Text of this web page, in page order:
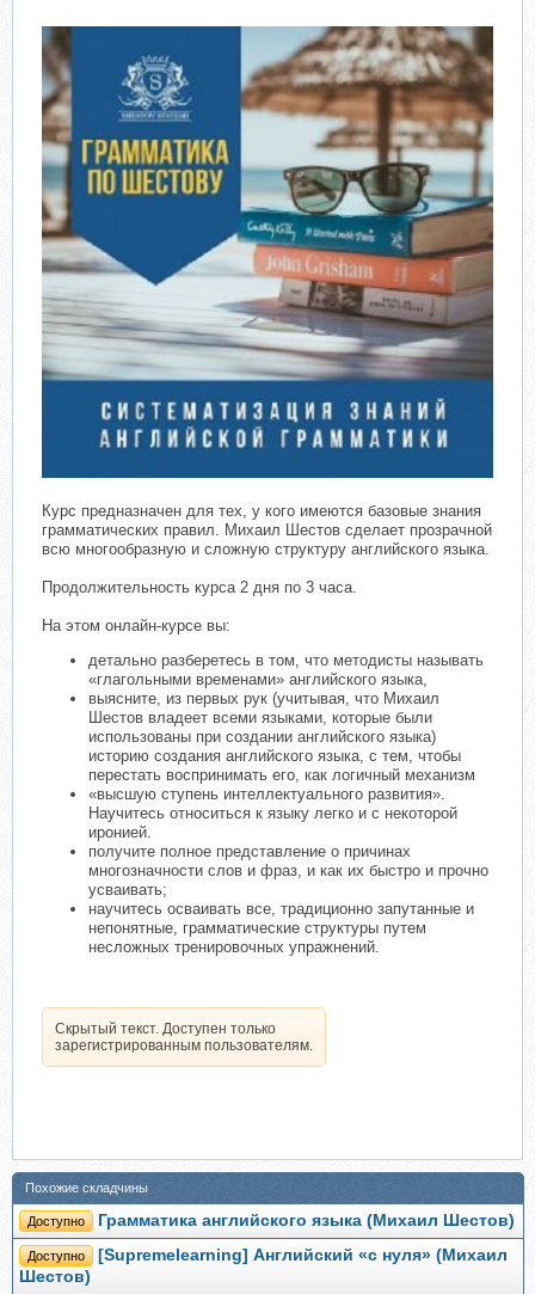
Курс предназначен для тех, у кого имеются базовые знания
грамматических правил. Михаил Шестов сделает прозрачной
всю многообразную и сложную структуру английского языка.
Продолжительность курса 2 дня по 3 часа.
На этом онлайн-курсе вы:
детально разберетесь в том, что методисты называть
«глагольными временами» английского языка,
выясните, из первых рук (учитывая, что Михаил
Шестов владеет всеми языками, которые были
использованы при создании английского языка)
историю создания английского языка, с тем, чтобы
перестать воспринимать его, как логичный механизм
«высшую ступень интеллектуального развития».
Научитесь относиться к языку легко и с некоторой
иронией.
получите полное представление о причинах
многозначности слов и фраз, и как их быстро и прочно
усваивать;
научитесь осваивать все, традиционно запутанные и
непонятные, грамматические структуры путем
несложных тренировочных упражнений.
Скрытый текст. Доступен только
зарегистрированным пользователям.
Похожие складчины
Доступно Грамматика английского языка (Михаил Шестов)
Доступно
[Supremelearning] Английский «с нуля» (Михаил
Шестов)